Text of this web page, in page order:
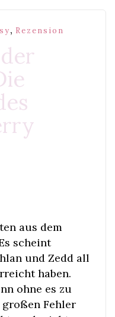
, Rezension
aus dem
scheint
und Zedd all
haben.
ohne es zu
Fehler